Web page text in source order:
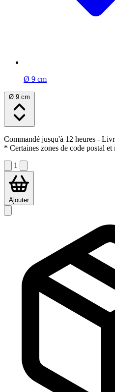
Ø 9 cm
Ø 9 cm
Commandé jusqu'à 12 heures -
* Certaines zones de code postal
1
Ajouter